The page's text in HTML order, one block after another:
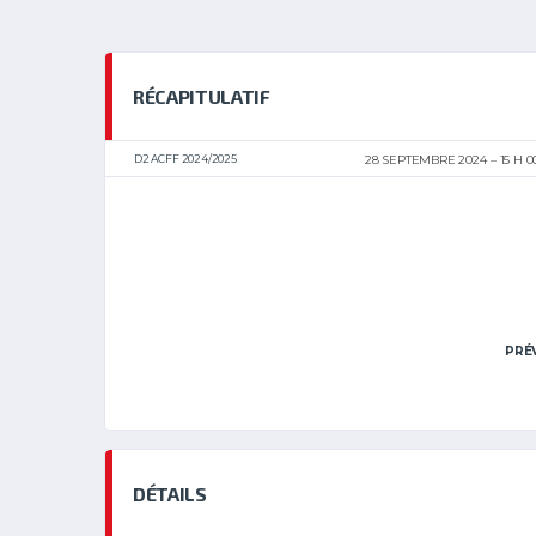
RÉCAPITULATIF
D2 ACFF 2024/2025 28 SEPTEMBRE 2024 15 H
DÉTAILS